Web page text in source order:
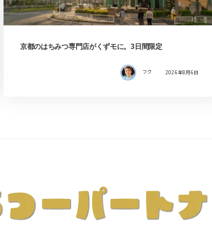
京都のはちみつ専門店がくずモに。3日間限定
フク 2026年8月6日